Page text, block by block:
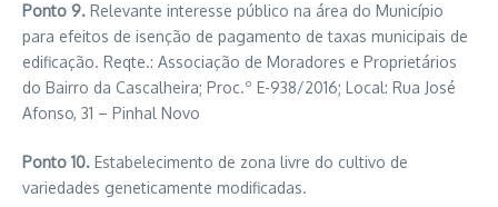
Ponto 9. Relevante interesse público na área do Município
para efeitos de isenção de pagamento de taxas municipais de
edificação. Reqte.: Associação de Moradores e Proprietários
do Bairro da Cascalheira; Proc.º E-938/2016; Local: Rua José
Afonso, 31 – Pinhal Novo
Ponto 10. Estabelecimento de zona livre do cultivo de
variedades geneticamente modificadas.